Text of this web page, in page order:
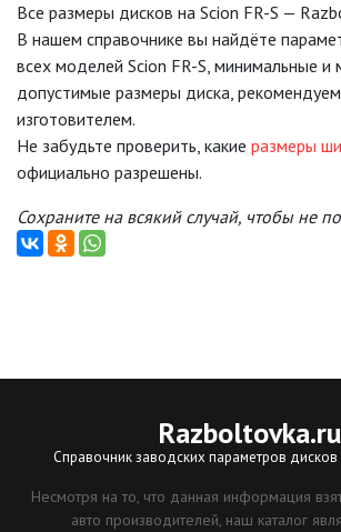
Все размеры дисков на Scion FR-S —
В нашем справочнике вы найдёте
всех моделей Scion FR-S, минимальные и
допустимые размеры диска,
изготовителем.
Не забудьте проверить, какие размеры
официально разрешены.
Сохраните на всякий случай, чтобы не
Razboltovka.ru
Справочник заводских параметров
Несмотря на то, что данная информация
авто производителей, наш каталог